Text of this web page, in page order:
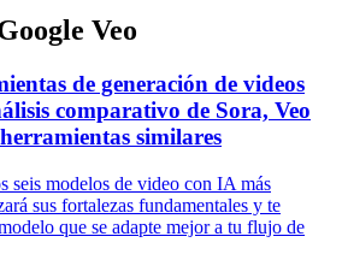
Veo
de generación de videos
comparativo de Sora, Veo
similares
seis modelos de video con IA más
sus fortalezas fundamentales y te
que se adapte mejor a tu flujo de